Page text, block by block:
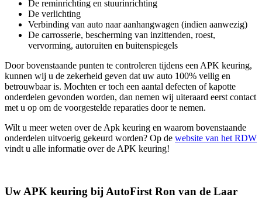
De reminrichting en stuurinrichting
De verlichting
Verbinding van auto naar aanhangwagen (indien aanwezig)
De carrosserie, bescherming van inzittenden, roest,
vervorming, autoruiten en buitenspiegels
Door bovenstaande punten te controleren tijdens een APK keuring,
kunnen wij u de zekerheid geven dat uw auto 100% veilig en
betrouwbaar is. Mochten er toch een aantal defecten of kapotte
onderdelen gevonden worden, dan nemen wij uiteraard eerst contact
met u op om de voorgestelde reparaties door te nemen.
Wilt u meer weten over de Apk keuring en waarom bovenstaande
onderdelen uitvoerig gekeurd worden? Op de website van het RDW
vindt u alle informatie over de APK keuring!
Uw APK keuring bij AutoFirst Ron van de Laar